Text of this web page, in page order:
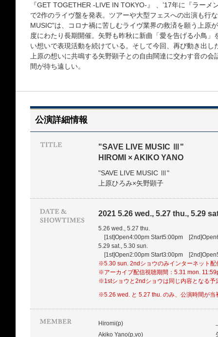
『GET TOGETHER -LIVE IN TOKYO-』 、’17年に『ラー
で2作のライヴ盤を発表。ツアーや大型フェスへの出演も行
MUSIC"は、コロナ禍に苦しむライヴ業界の救済を願う上原
度にわたり長期開催。矢野も昨秋に新曲「愛を告げる小鳥
い想いで表現活動を続けている。そして今回、再び動き出し
上原の想いに共鳴する矢野顕子との自由闊達に交わす音の
間が待ち遠しい。
公演詳細情報
"SAVE LIVE MUSIC Ⅲ"
HIROMI × AKIKO YANO
"SAVE LIVE MUSIC Ⅲ"
上原ひろみ×矢野顕子
2021 5.26 wed., 5.27 thu., 5.29
5.26 wed., 5.27 thu.
[1st]Open4:00pm Start5:00pm
5.29 sat., 5.30 sun.
[1st]Open2:00pm Start3:00pm
※5.30 sun. 2ndショウのみインターネット配
※アーカイブ配信視聴期間：5.31 mon.
※1stショウと2ndショウは同じ内容となる予
※5.26 wed. と 5.27 thu. のみ、公演時間が当
Hiromi(p)
Akiko Yano(p,vo)